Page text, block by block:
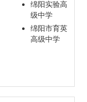
绵阳实验高
级中学
绵阳市育英
高级中学